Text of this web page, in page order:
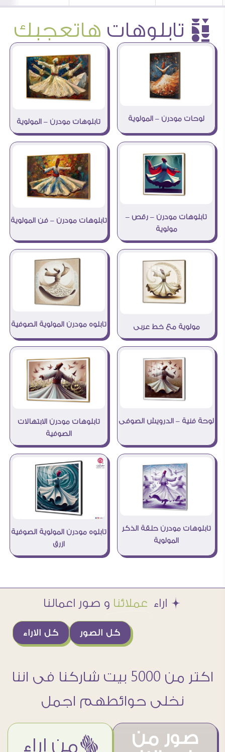
è تابلوهات هاتعجبك
لوحات مودرن – المولوية تابلوهات مودرن – المولوية
تابلوهات مودرن – رقص –
مولوية
تابلوهات مودرن – فن المولوية
مولوية مع خط عربى تابلوه مودرن المولوية الصوفية
لوحة فنية – الدرويش الصوفى
تابلوهات مودرن الابتهالات
الصوفية
تابلوهات مودرن حلقة الذكر
المولوية
تابلوه مودرن المولوية الصوفية
ازرق
Æ اراء عملائنا و صور اعمالنا
كل الاراء كل الصور
اكتر من 5000 بيت شاركنا فى اننا
نخلى حوائطهم اجمل
صور من
ëمن اراء